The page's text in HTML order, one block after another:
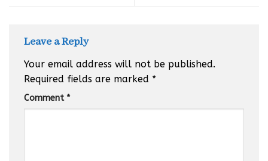
Leave a Reply
Your email address will not be published.
Required fields are marked *
Comment *